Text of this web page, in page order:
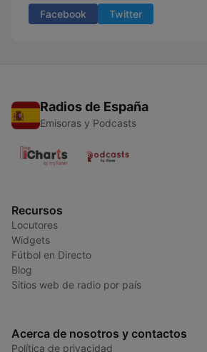
Facebook Twitter
Radios de España
Emisoras y Podcasts
Recursos
Locutores
Widgets
Fútbol en Directo
Blog
Sitios web de radio por país
Acerca de nosotros y contactos
Política de privacidad